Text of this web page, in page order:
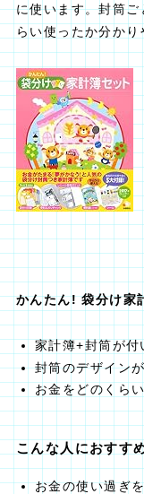
に使います。封筒
らい使ったか分かり
かんたん! 袋分け家
家計簿+封筒が付
封筒のデザイン
お金をどのくら
こんな人におすす
お金の使い過ぎ